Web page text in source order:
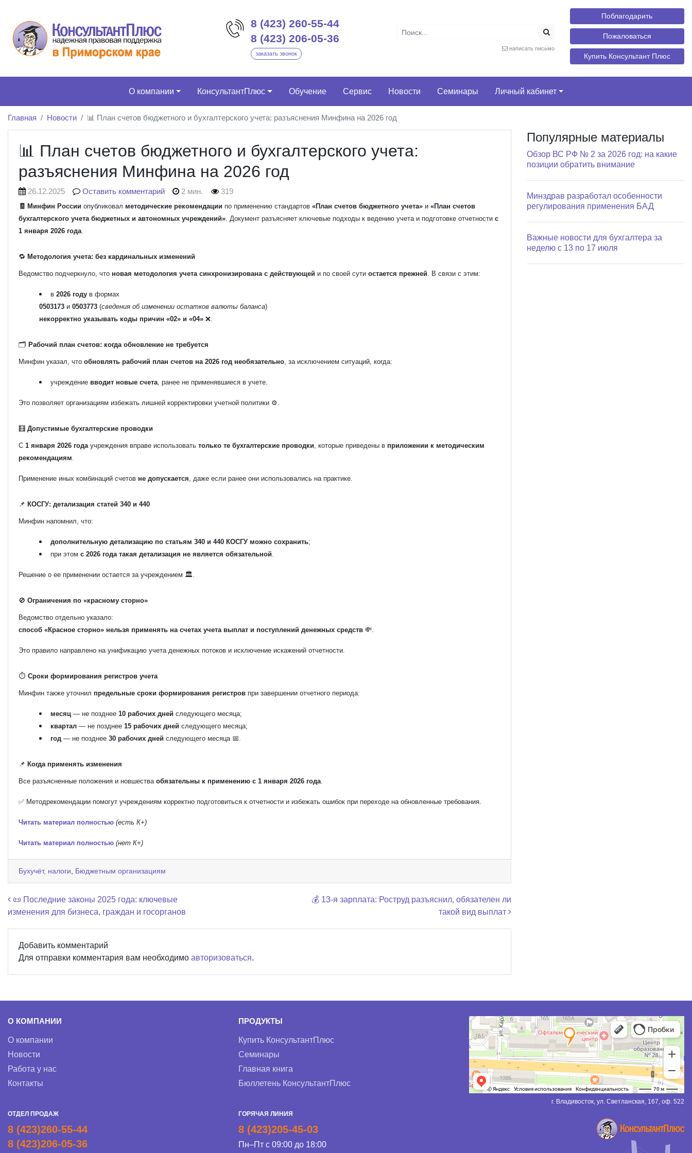
8 (423) 260-55-44
8 (423) 206-05-36
заказать звонок
написать письмо
Поблагодарить
Пожаловаться
Купить Консультант Плюс
О компании КонсультантПлюс Обучение Сервис Новости Семинары Личный кабинет
Главная Новости 📊 План счетов бюджетного и бухгалтерского учета: разъяснения Минфина на 2026 год
📊 План счетов бюджетного и бухгалтерского учета:
разъяснения Минфина на 2026 год
26.12.2025 Оставить комментарий 2 мин. 319
🧾 Минфин России опубликовал методические рекомендации по применению стандартов «План счетов бюджетного учета» и «План счетов
бухгалтерского учета бюджетных и автономных учреждений» . Документ разъясняет ключевые подходы к ведению учета и подготовке отчетности с
1 января 2026 года
🔁 Методология учета: без кардинальных изменений
Ведомство подчеркнуло, что новая методология учета синхронизирована с действующей и по своей сути остается прежней . В связи с этим:
в 2026 году в формах
0503173 и 0503773 (сведения об изменении остатков валюты баланса)
некорректно указывать коды причин «02» и «04» ❌.
🗂️ Рабочий план счетов: когда обновление не требуется
Минфин указал, что обновлять рабочий план счетов на 2026 год необязательно , за исключением ситуаций, когда:
учреждение вводит новые счета , ранее не применявшиеся в учете.
Это позволяет организациям избежать лишней корректировки учетной политики ⚙️.
🧮 Допустимые бухгалтерские проводки
С 1 января 2026 года учреждения вправе использовать только те бухгалтерские проводки , которые приведены в приложении к методическим
рекомендациям
Применение иных комбинаций счетов не допускается , даже если ранее они использовались на практике.
📌 КОСГУ: детализация статей 340 и 440
Минфин напомнил, что:
дополнительную детализацию по статьям 340 и 440 КОСГУ можно сохранить;
при этом с 2026 года такая детализация не является обязательной
Решение о ее применении остается за учреждением 🏛️.
🚫 Ограничения по «красному сторно»
Ведомство отдельно указало:
способ «Красное сторно» нельзя применять на счетах учета выплат и поступлений денежных средств 💸.
Это правило направлено на унификацию учета денежных потоков и исключение искажений отчетности.
⏱️ Сроки формирования регистров учета
Минфин также уточнил предельные сроки формирования регистров при завершении отчетного периода:
месяц — не позднее 10 рабочих дней следующего месяца;
квартал — не позднее 15 рабочих дней следующего месяца;
год — не позднее 30 рабочих дней следующего месяца 📅.
📌 Когда применять изменения
Все разъясненные положения и новшества обязательны к применению с 1 января 2026 года
✅ Методрекомендации помогут учреждениям корректно подготовиться к отчетности и избежать ошибок при переходе на обновленные требования.
Читать материал полностью (есть К+)
Читать материал полностью (нет К+)
Бухучёт, налоги Бюджетным организациям
Навигация по записям
📜 Последние законы 2025 года: ключевые
изменения для бизнеса, граждан и госорганов
💰 13-я зарплата: Роструд разъяснил, обязателен ли
такой вид выплат
Добавить комментарий
Для отправки комментария вам необходимо авторизоваться.
Популярные материалы
Обзор ВС РФ № 2 за 2026 год: на какие
позиции обратить внимание
Минздрав разработал особенности
регулирования применения БАД
Важные новости для бухгалтера за
неделю с 13 по 17 июля
О КОМПАНИИ
О компании
Новости
Работа у нас
Контакты
ПРОДУКТЫ
Купить КонсультантПлюс
Семинары
Главная книга
Бюллетень КонсультантПлюс
г. Владивосток, ул. Светланская, 167, оф. 522
ОТДЕЛ ПРОДАЖ
8 (423)260-55-44
8 (423)206-05-36
ГОРЯЧАЯ ЛИНИЯ
8 (423)205-45-03
Пн–Пт с 09:00 до 18:00